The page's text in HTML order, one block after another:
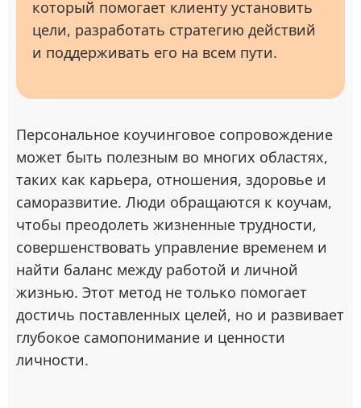
который помогает клиенту установить
цели, разработать стратегию действий
и поддерживать его на всем пути.
Персональное коучинговое сопровождение
может быть полезным во многих областях,
таких как карьера, отношения, здоровье и
саморазвитие. Люди обращаются к коучам,
чтобы преодолеть жизненные трудности,
совершенствовать управление временем и
найти баланс между работой и личной
жизнью. Этот метод не только помогает
достичь поставленных целей, но и развивает
глубокое самопонимание и ценности
личности.